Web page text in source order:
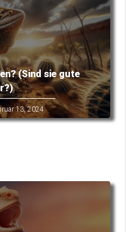
(Sind sie gute
13, 2024